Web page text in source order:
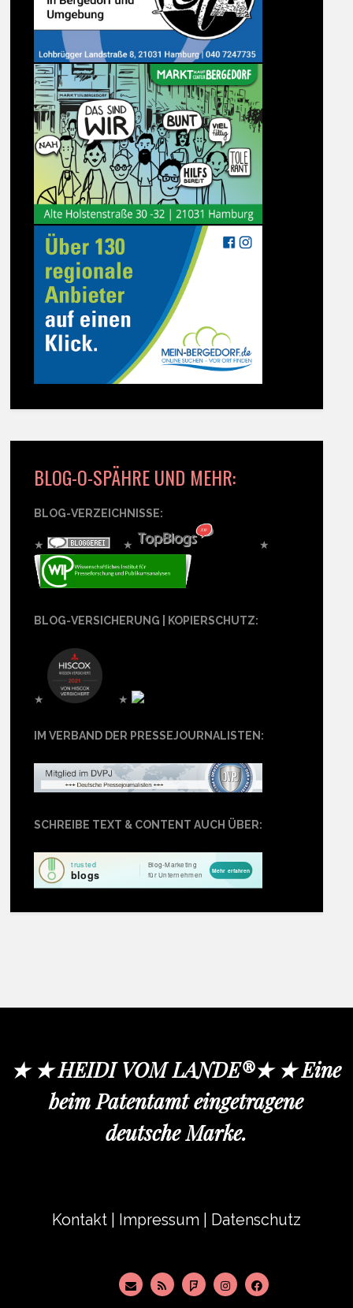
BLOG-O-SPÄHRE UND MEHR:
BLOG-VERZEICHNISSE:
★ ★ ★
BLOG-VERSICHERUNG | KOPIERSCHUTZ:
★ ★
IM VERBAND DER PRESSEJOURNALISTEN:
SCHREIBE TEXT & CONTENT AUCH ÜBER:
★ ★ HEIDI VOM LANDE®★ ★ Eine
beim Patentamt eingetragene
deutsche Marke.
Kontakt Impressum Datenschutz